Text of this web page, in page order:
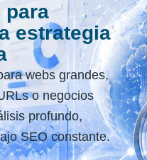
para
estrategia
webs grandes,
o negocios
profundo,
SEO constante.